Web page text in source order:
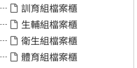
「學
處
檔
櫃」
「學
處
檔
櫃」
訓育組檔案櫃
生輔組檔案櫃
衛生組檔案櫃
體育組檔案櫃